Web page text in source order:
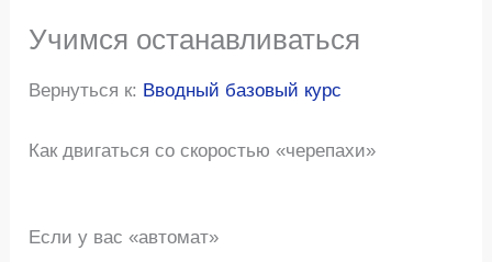
Учимся останавливаться
Вернуться к: Вводный базовый курс
Как двигаться со скоростью «черепахи»
Если у вас «автомат»